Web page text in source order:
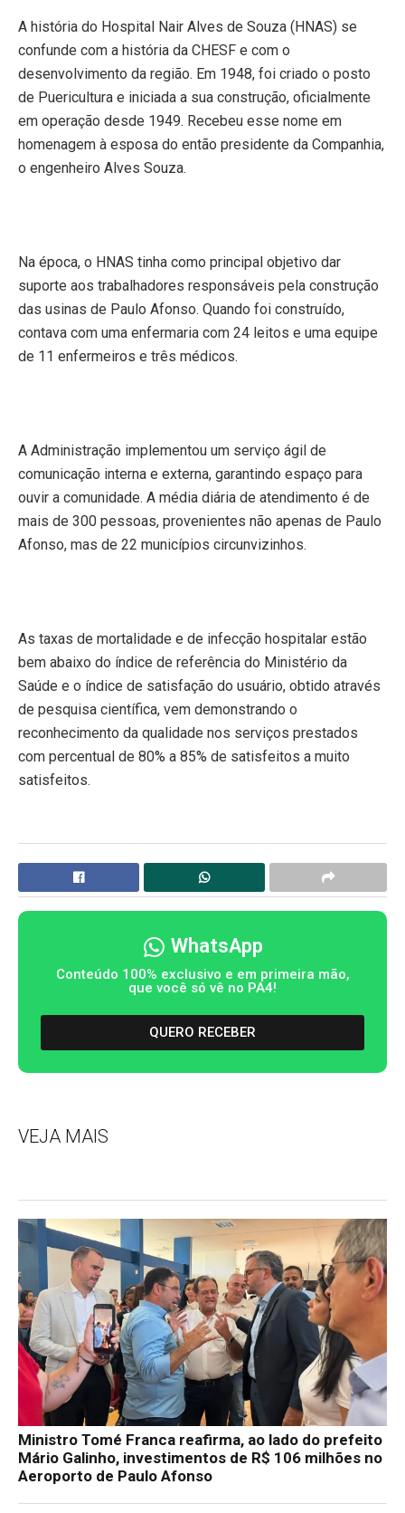
A história do Hospital Nair Alves de Souza (HNAS) se
confunde com a história da CHESF e com o
desenvolvimento da região. Em 1948, foi criado o posto
de Puericultura e iniciada a sua construção, oficialmente
em operação desde 1949. Recebeu esse nome em
homenagem à esposa do então presidente da Companhia,
o engenheiro Alves Souza.
Na época, o HNAS tinha como principal objetivo dar
suporte aos trabalhadores responsáveis pela construção
das usinas de Paulo Afonso. Quando foi construído,
contava com uma enfermaria com 24 leitos e uma equipe
de 11 enfermeiros e três médicos.
A Administração implementou um serviço ágil de
comunicação interna e externa, garantindo espaço para
ouvir a comunidade. A média diária de atendimento é de
mais de 300 pessoas, provenientes não apenas de Paulo
Afonso, mas de 22 municípios circunvizinhos.
As taxas de mortalidade e de infecção hospitalar estão
bem abaixo do índice de referência do Ministério da
Saúde e o índice de satisfação do usuário, obtido através
de pesquisa científica, vem demonstrando o
reconhecimento da qualidade nos serviços prestados
com percentual de 80% a 85% de satisfeitos a muito
satisfeitos.
WhatsApp
Conteúdo 100% exclusivo e em primeira mão,
que você só vê no PA4!
QUERO RECEBER
VEJA MAIS
Ministro Tomé Franca reafirma, ao lado do prefeito
Mário Galinho, investimentos de R$ 106 milhões no
Aeroporto de Paulo Afonso